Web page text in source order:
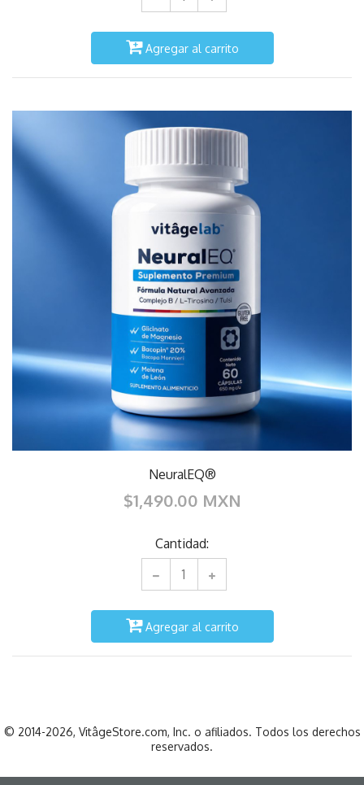
Agregar al carrito
NeuralEQ®
$1,490.00 MXN
Cantidad:
Agregar al carrito
© 2014-2026, VitâgeStore.com, Inc. o afiliados. Todos los derechos
reservados.